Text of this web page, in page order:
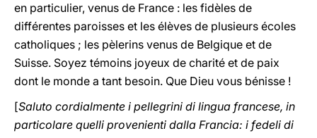
en particulier, venus de France : les fidèles de
différentes paroisses et les élèves de plusieurs écoles
catholiques ; les pèlerins venus de Belgique et de
Suisse. Soyez témoins joyeux de charité et de paix
dont le monde a tant besoin. Que Dieu vous bénisse !
[Saluto cordialmente i pellegrini di lingua francese, in
particolare quelli provenienti dalla Francia: i fedeli di